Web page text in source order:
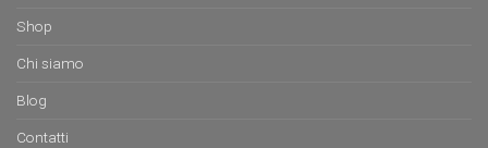
Shop
Chi siamo
Blog
Contatti